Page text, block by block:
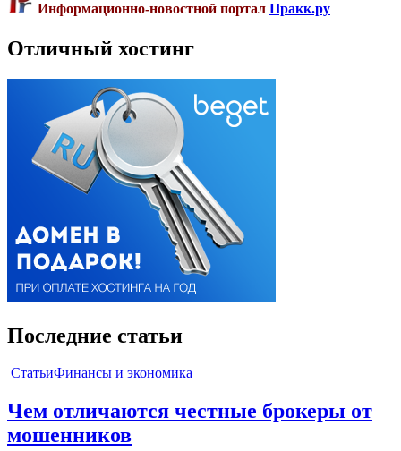
Информационно-новостной портал Пракк.ру
Отличный хостинг
Последние статьи
СтатьиФинансы и экономика
Чем отличаются честные брокеры от
мошенников